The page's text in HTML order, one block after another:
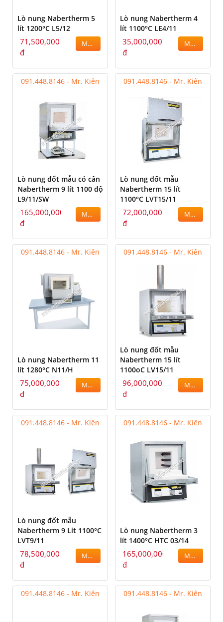
Lò nung Nabertherm 5
lít 1200°C L5/12
71,500,000
đ
MUA
Lò nung Nabertherm 4
lít 1100°C LE4/11
35,000,000
đ
MUA
091.448.8146 - Mr. Kiên
Lò nung đốt mẫu có cân
Nabertherm 9 lít 1100 độ
L9/11/SW
165,000,000
đ
MUA
091.448.8146 - Mr. Kiên
Lò nung đốt mẫu
Nabertherm 15 lít
1100°C LVT15/11
72,000,000
đ
MUA
091.448.8146 - Mr. Kiên
Lò nung Nabertherm 11
lít 1280°C N11/H
75,000,000
đ
MUA
091.448.8146 - Mr. Kiên
Lò nung đốt mẫu
Nabertherm 15 lít
1100oC LV15/11
96,000,000
đ
MUA
091.448.8146 - Mr. Kiên
Lò nung đốt mẫu
Nabertherm 9 Lít 1100°C
LVT9/11
78,500,000
đ
MUA
091.448.8146 - Mr. Kiên
Lò nung Nabertherm 3
lít 1400°C HTC 03/14
165,000,000
đ
MUA
091.448.8146 - Mr. Kiên 091.448.8146 - Mr. Kiên